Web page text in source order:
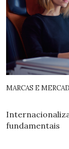
MARCAS E
fundamentais